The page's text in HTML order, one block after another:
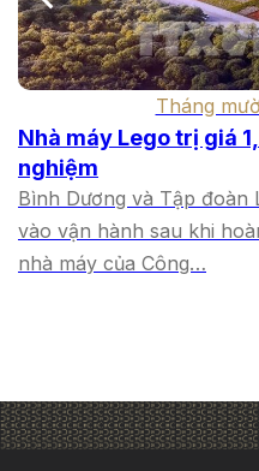
Tháng
Nhà máy Lego trị giá
nghiệm
Bình Dương và Tập đoàn
vào vận hành sau khi
nhà máy của Công…